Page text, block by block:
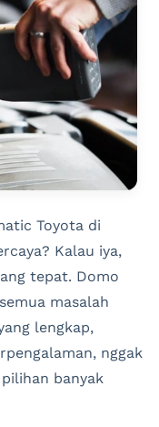
Toyota di
Kalau iya,
tepat. Domo
masalah
lengkap,
nggak
banyak